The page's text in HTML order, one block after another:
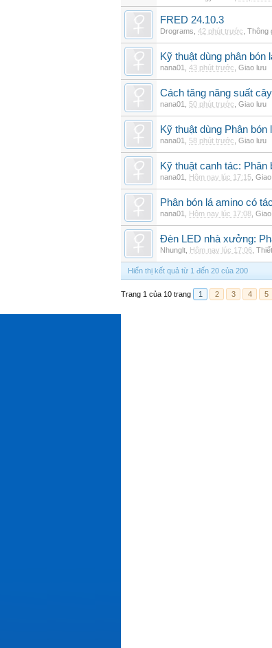
FRED 24.10.3
Drograms 42 phút trước Thông
Kỹ thuật dùng phân bón
nana01 43 phút trước Giao lưu
Cách tăng năng suất
nana01 50 phút trước Giao lưu
Kỹ thuật dùng Phân
nana01 58 phút trước Giao lưu
Kỹ thuật canh tác: Phân
nana01 Hôm nay lúc 17:15
Phân bón lá amino có
nana01 Hôm nay lúc 17:08
Đèn LED nhà xưởng:
Nhunglt Hôm nay lúc 17:06
Hiển thị kết quả từ 1 đến 20 của 200
Trang 1 của 10 trang 1 2 3 4 5